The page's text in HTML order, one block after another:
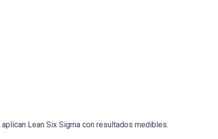
Lean Six Sigma con resultados medibles.